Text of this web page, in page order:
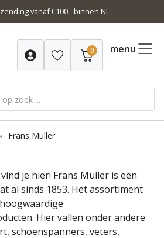
vanaf €100,- binnen NL
0 menu
Frans Muller
je hier! Frans Muller is een
al sinds 1853. Het assortiment
Hier vallen onder andere
schoenspanners, veters,